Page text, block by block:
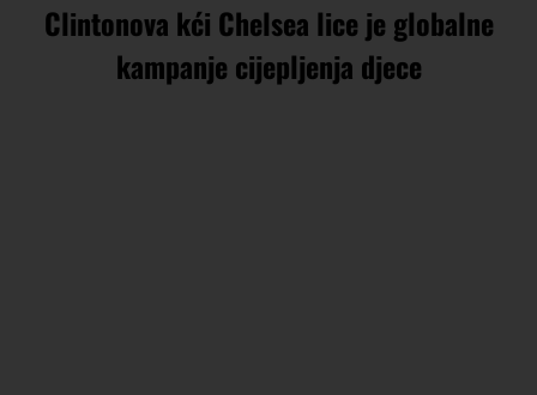
Clintonova kći Chelsea lice je globalne
kampanje cijepljenja djece